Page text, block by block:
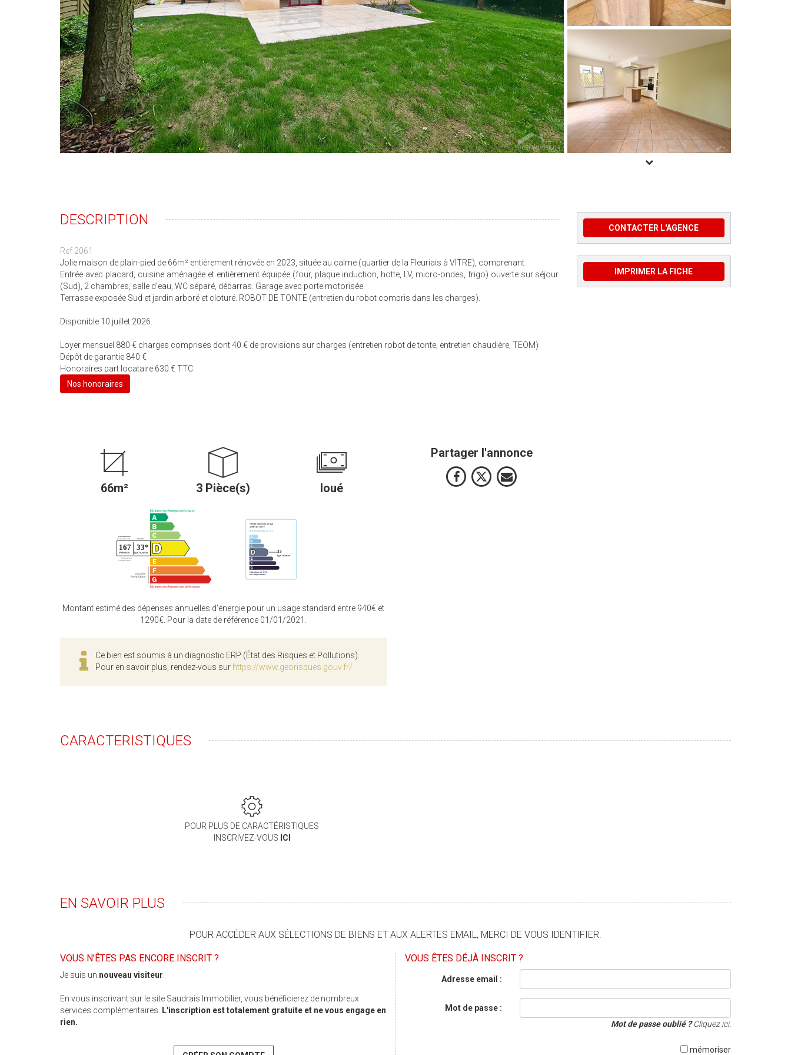
DESCRIPTION
Ref 2061
Jolie maison de plain-pied de 66m² entièrement rénovée en 2023, située au calme (quartier de la Fleuriais à VITRE), comprenant :
Entrée avec placard, cuisine aménagée et entièrement équipée (four, plaque induction, hotte, LV, micro-ondes, frigo) ouverte sur séjour
(Sud), 2 chambres, salle d'eau, WC séparé, débarras. Garage avec porte motorisée.
Terrasse exposée Sud et jardin arboré et cloturé. ROBOT DE TONTE (entretien du robot compris dans les charges).
Disponible 10 juillet 2026.
Loyer mensuel 880 € charges comprises dont 40 € de provisions sur charges (entretien robot de tonte, entretien chaudière, TEOM)
Dépôt de garantie 840 €
Honoraires part locataire 630 € TTC
Nos honoraires
66m² 3 Pièce(s) loué
Montant estimé des dépenses annuelles d'énergie pour un usage standard entre 940€ et
1290€. Pour la date de référence 01/01/2021.
Ce bien est soumis à un diagnostic ERP (État des Risques et Pollutions).
Pour en savoir plus, rendez-vous sur https://www.georisques.gouv.fr/
Partager l'annonce
CONTACTER L'AGENCE
IMPRIMER LA FICHE
CARACTERISTIQUES
POUR PLUS DE CARACTÉRISTIQUES
INSCRIVEZ-VOUS ICI
EN SAVOIR PLUS
POUR ACCÉDER AUX SÉLECTIONS DE BIENS ET AUX ALERTES EMAIL, MERCI DE VOUS IDENTIFIER.
VOUS N'ÊTES PAS ENCORE INSCRIT ?
Je suis un nouveau visiteur.
En vous inscrivant sur le site Saudrais Immobilier, vous bénéficierez de nombreux
services complémentaires. L'inscription est totalement gratuite et ne vous engage en
rien.
VOUS ÊTES DÉJÀ INSCRIT ?
Adresse email :
Mot de passe :
Mot de passe oublié ?Cliquez ici.
mémoriser